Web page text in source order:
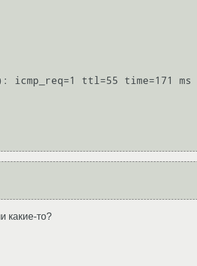
ttl=55 time=171 ms
какие-то?